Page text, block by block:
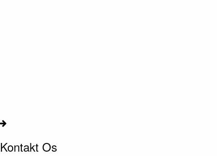
Kontakt Os